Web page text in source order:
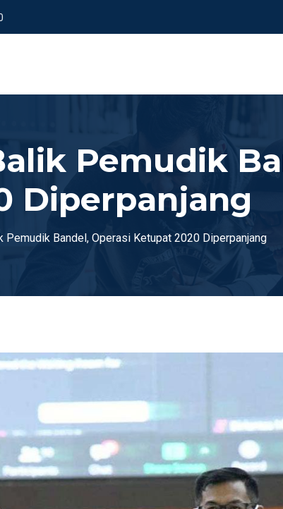
Pemudik
Diperpanjang
Pemudik Bandel, Operasi Ketupat 2020 Diperpanjang